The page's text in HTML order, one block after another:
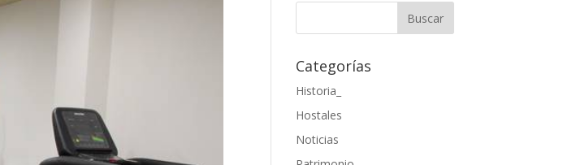
Categorías
Historia_
Hostales
Noticias